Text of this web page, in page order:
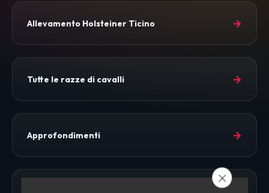
Allevamento Holsteiner Ticino →
Tutte le razze di cavalli →
Approfondimenti →